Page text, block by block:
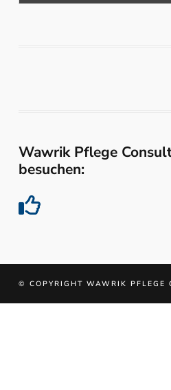
Wawrik Pflege
besuchen:
© COPYRIGHT WAWRIK PFLEGE